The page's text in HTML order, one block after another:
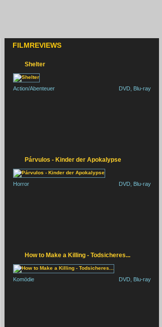
FILMREVIEWS
Shelter
Action/Abenteuer DVD, Blu-ray
Párvulos - Kinder der Apokalypse
Horror DVD, Blu-ray
How to Make a Killing - Todsicheres...
Komödie DVD, Blu-ray